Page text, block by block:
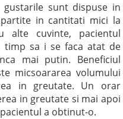
sunt dispuse in
in cantitati mici la
alte cuvinte, pacientul
timp sa i se faca atat de
mai putin. Beneficiul
micsoararea volumului
in greutate. Un orar
in greutate si mai apoi
a obtinut-o.